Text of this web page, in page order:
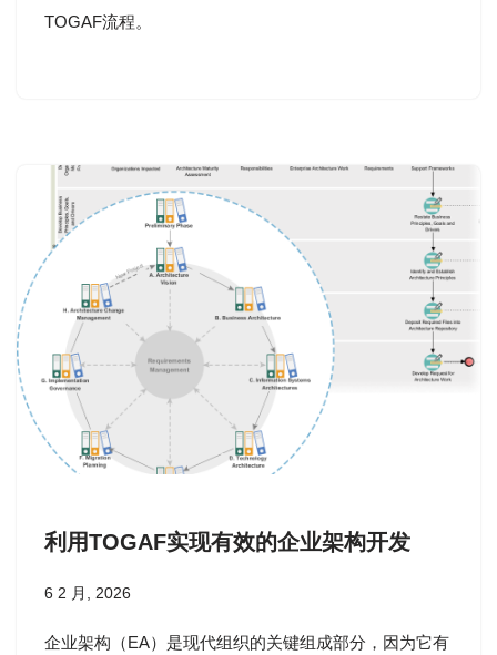
TOGAF流程。
利用TOGAF实现有效的企业架构开发
6 2 月, 2026
企业架构（EA）是现代组织的关键组成部分，因为它有